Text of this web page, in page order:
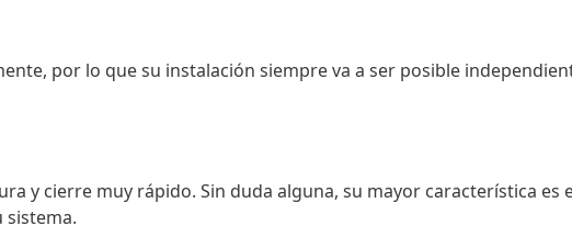
por lo que su instalación siempre va a ser posible
y cierre muy rápido. Sin duda alguna, su mayor característica
sistema.